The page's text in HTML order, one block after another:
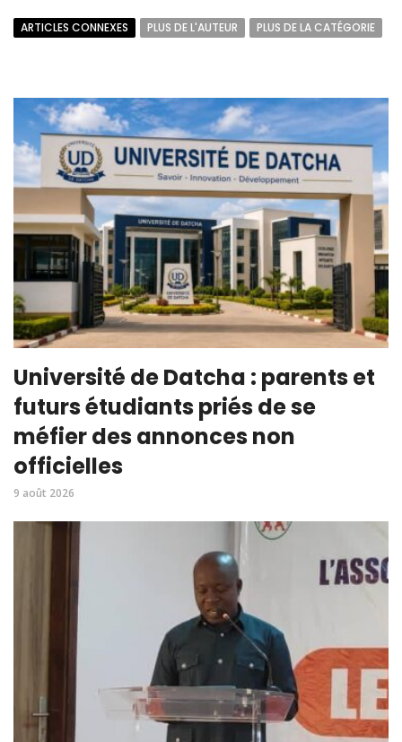
ARTICLES CONNEXES PLUS DE L'AUTEUR PLUS DE LA CATÉGORIE
Université de Datcha : parents et
futurs étudiants priés de se
méfier des annonces non
officielles
9 août 2026